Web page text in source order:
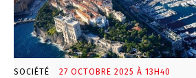
SOCIÉTÉ 27 OCTOBRE 2025 À 13H40